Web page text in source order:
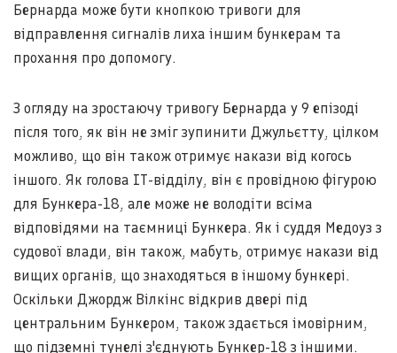
Бернарда може бути кнопкою тривоги для
відправлення сигналів лиха іншим бункерам та
прохання про допомогу.
З огляду на зростаючу тривогу Бернарда у 9 епізоді
після того, як він не зміг зупинити Джульєтту, цілком
можливо, що він також отримує накази від когось
іншого. Як голова ІТ-відділу, він є провідною фігурою
для Бункера-18, але може не володіти всіма
відповідями на таємниці Бункера. Як і суддя Медоуз з
судової влади, він також, мабуть, отримує накази від
вищих органів, що знаходяться в іншому бункері.
Оскільки Джордж Вілкінс відкрив двері під
центральним Бункером, також здається імовірним,
що підземні тунелі з'єднують Бункер-18 з іншими.